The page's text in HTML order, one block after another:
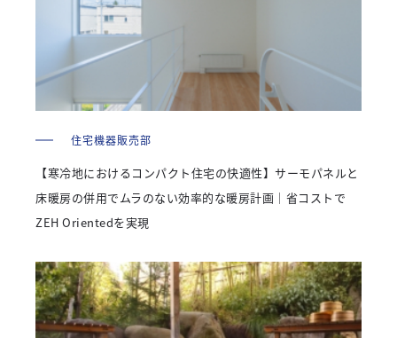
住宅機器販売部
【寒冷地におけるコンパクト住宅の快適性】サーモパネルと
床暖房の併用でムラのない効率的な暖房計画｜省コストで
ZEH Orientedを実現